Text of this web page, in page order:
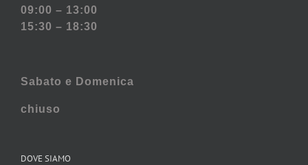
09:00 – 13:00
15:30 – 18:30
Sabato e Domenica
chiuso
DOVE SIAMO